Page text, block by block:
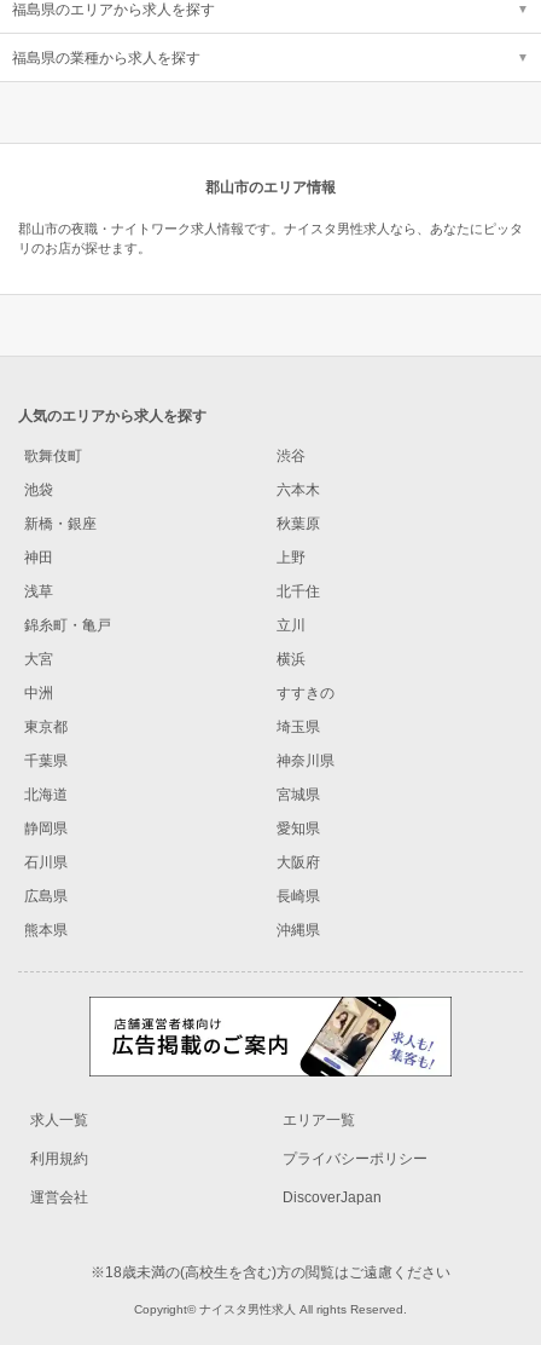
福島県のエリアから求人を探す
福島県の業種から求人を探す
郡山市のエリア情報
郡山市の夜職・ナイトワーク求人情報です。ナイスタ男性求人なら、あなたにピッタ
リのお店が探せます。
人気のエリアから求人を探す
歌舞伎町
渋谷
池袋
六本木
新橋・銀座
秋葉原
神田
上野
浅草
北千住
錦糸町・亀戸
立川
大宮
横浜
中洲
すすきの
東京都
埼玉県
千葉県
神奈川県
北海道
宮城県
静岡県
愛知県
石川県
大阪府
広島県
長崎県
熊本県
沖縄県
求人一覧 エリア一覧
利用規約 プライバシーポリシー
運営会社 DiscoverJapan
※18歳未満の(高校生を含む)方の閲覧はご遠慮ください
Copyright© ナイスタ男性求人 All rights Reserved.